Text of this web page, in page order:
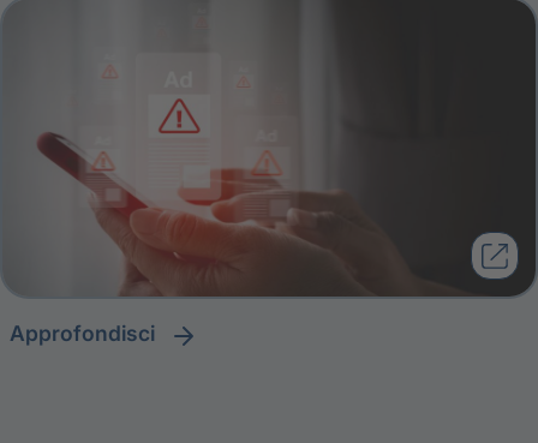
approfondisci